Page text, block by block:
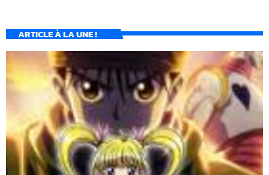
ARTICLE À LA UNE !